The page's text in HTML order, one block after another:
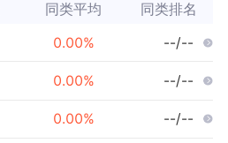
同类平均 同类排名
0.00% --/--
0.00% --/--
0.00% --/--